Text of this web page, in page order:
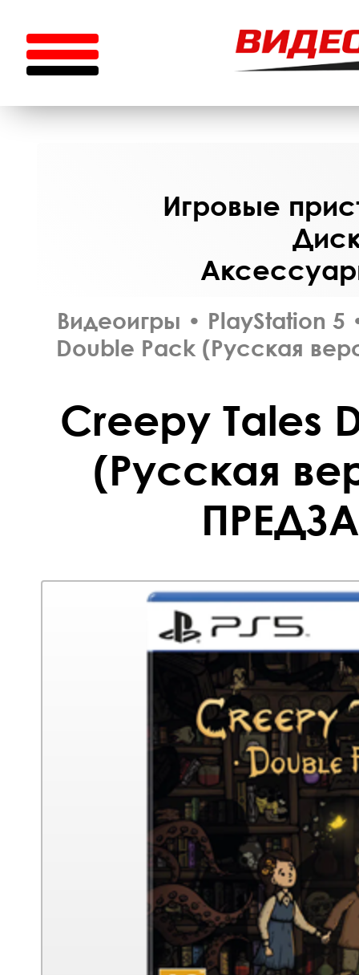
Игровые
Видеоигры • PlayStation 5
Double Pack (Русская
Creepy Tales
(Русская